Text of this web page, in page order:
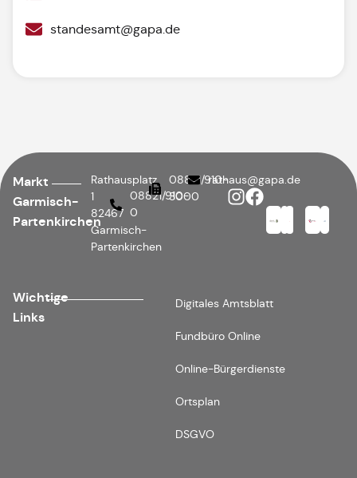
standesamt@gapa.de
Markt
Garmisch-
Partenkirchen
Rathausplatz
1
82467
Garmisch-
Partenkirchen
08821/910-
0
08821/910-
3000
rathaus@gapa.de
Wichtige
Links
Digitales Amtsblatt
Fundbüro Online
Online-Bürgerdienste
Ortsplan
DSGVO